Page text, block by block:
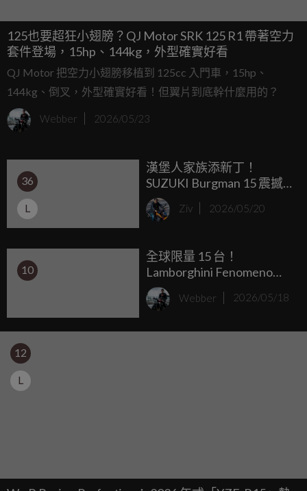
125也要超狂小翅膀？QJ Motor SRK 125 R1 帶著空力
套件登場，15hp、144kg，外型確實好看
QJ Motor 把空力小翅膀移植到 125cc 入門車，15hp、
144kg、倒叉，外型確實好看！但翼片到底幹什麼用的？
Webber 2026/05/23
36
L
漢堡人家族添新丁！
SUZUKI Burgman 15 震撼
發表：150c.c. 龍骨跑旅、
14吋大腳配智慧儀表，白
Ziv 2026/05/20
10
全球限量 15 台！
Lamborghini Fenomeno
Roadster 發表：V12 油電
引擎 1,065hp、2.4 秒破
Webber 2026/05/18
12
L